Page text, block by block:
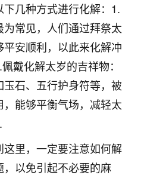
几种方式进行化解：1.
常见，人们通过拜祭太
安顺利，以此来化解冲
戴化解太岁的吉祥物：
石、五行护身符等，被
能够平衡气场，减轻太
里，一定要注意如何解
以免引起不必要的麻
我想给我奶奶做超度，她今年
前年离世，刚开始我经常
是朋友介绍，找到慧来老
，做梦再也没有梦到过
疑的，图个心安，给亡母
11